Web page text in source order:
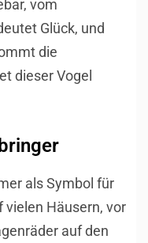
vom
Glück, und
die
dieser Vogel
als Symbol für
vielen Häusern, vor
auf den